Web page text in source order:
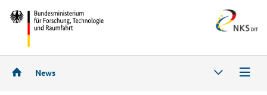
News